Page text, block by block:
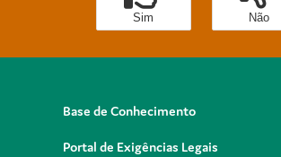
Sim Não
Base de Conhecimento
Portal de Exigências Legais